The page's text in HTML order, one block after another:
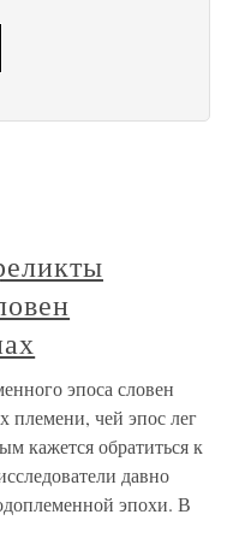
эпоса словен
племени, чей эпос лег
кажется обратиться к
давно
эпохи. В